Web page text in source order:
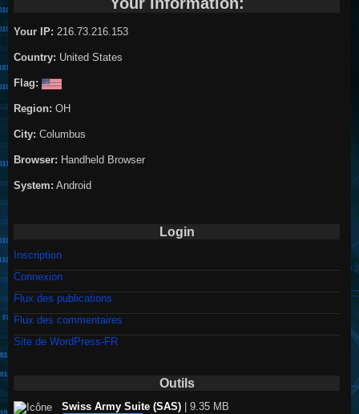
Your Information:
Your IP: 216.73.216.153
Country: United States
Flag:
Region: OH
City: Columbus
Browser: Handheld Browser
System: Android
Login
Inscription
Connexion
Flux des publications
Flux des commentaires
Site de WordPress-FR
Outils
Swiss Army Suite (SAS)| 9.35 MB